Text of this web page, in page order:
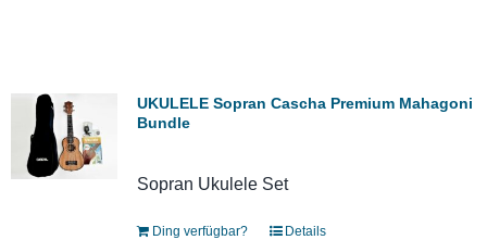
UKULELE Sopran Cascha Premium Mahagoni
Bundle
Sopran Ukulele Set
Ding verfügbar? Details